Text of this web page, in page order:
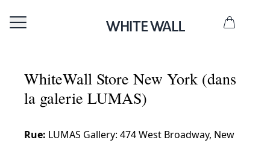
WhiteWall Store New York (dans
la galerie LUMAS)
Rue: LUMAS Gallery: 474 West Broadway, New